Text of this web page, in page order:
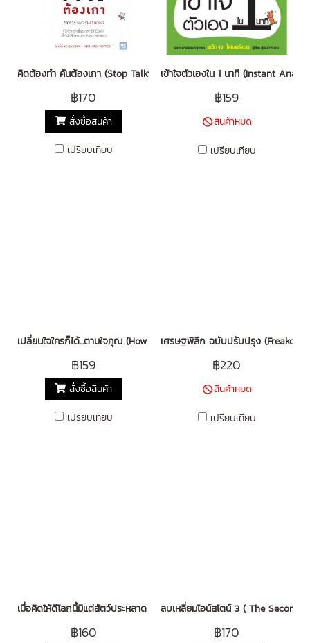
คิดต้องทำ คันต้องเกา (Stop Talking, Start Doing)
฿170
สั่งซื้อสินค้า
เปรียบเทียบ
เข้าใจตัวเองใน 1 นาที (Instant
฿159
สินค้าหมด
เปรียบเทียบ
เปลี่ยนใจใครก็ได้...ตามใจคุณ (How to Change Anybody)
฿159
สั่งซื้อสินค้า
เปรียบเทียบ
เศรษฐพิลึก ฉบับปรับปรุง
฿220
สินค้าหมด
เปรียบเทียบ
เมื่อคิดให้ดีโลกนี้มีแต่สัตว์ประหลาด 2 ( The Book of Animal Ignorance)
฿160
ลบเหลี่ยมไอน์สไตน์ 3 ( The Second
฿170